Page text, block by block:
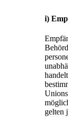
i)
gelten